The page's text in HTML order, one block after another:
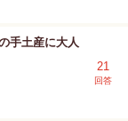
手土産に大人
21
回答